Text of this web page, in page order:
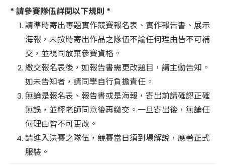
* 請參賽隊伍詳閱以下規則 *
請準時寄出專題實作競賽報名表、實作報告書、展示
海報，未按時寄出作品之隊伍不論任何理由皆不可補
交，並視同放棄參賽資格。
繳交報名表後，如報告書需更改題目，請主動告知。
如未告知者，請同學自行負擔責任。
無論是報名表、報告書或是海報，寄出前請確認正確
無誤，並經老師同意後再繳交。一旦寄出後，無論任
何理由皆不可更改。
請進入決賽之隊伍，競賽當日須到場解說，應著正式
服裝。